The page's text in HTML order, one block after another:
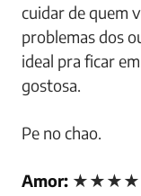
cuidar de quem
problemas dos
ideal pra ficar
gostosa.
Pe no chao.
Amor: